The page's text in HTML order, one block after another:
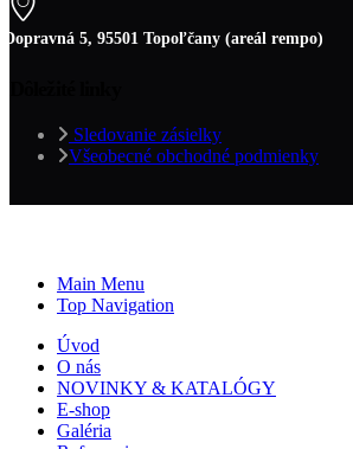
Dopravná 5, 95501 Topoľčany (areál rempo)
Sledovanie zásielky
Všeobecné obchodné podmienky
Main Menu
Top Navigation
Úvod
O nás
NOVINKY & KATALÓGY
E-shop
Galéria